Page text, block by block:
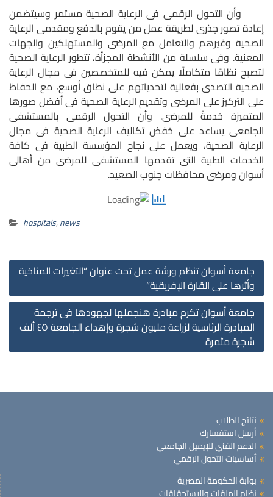
وأن التحول الرقمى فى الرعاية الصحية مستمر وسيتضمن
إعادة تصور جذرى لطريقة عمل من يقوم بالدفع ومقدمى الرعاية
الصحية وغيرهم والتعامل مع المرضى والمستهلكين والجهات
المعنية. وفى سلسلة من الأنشطة المجزأة، تتطور الرعاية الصحية
لتصبح نظامًا متكاملًا يمكن فيه للمتخصصين فى مجال الرعاية
الصحية التصدى بفعالية لتحدياتهم على نطاق أوسع، مع الحفاظ
على التركيز على المرضى وتقديم الرعاية الصحية فى أفضل صورها
المتميزة خدمةً للمرضى. وأن التحول الرقمى بالمستشفى
الجامعى يساعد على خفض تكاليف الرعاية الصحية فى مجال
الرعاية الصحية، ويعمل على نجاح المؤسسة الطبية فى كافة
الخدمات الطبية التى تقدمها المستشفى للمرضى من أهالى
أسوان ومرضى محافظات جنوب الصعيد.
hospitals,news
جامعة أسوان تنظم ورشة عمل تحت عنوان “التغيرات المناخية
وأثرها على القارة الإفريقية”
جامعة أسوان تكرم مبادرة هنجملها لجهودها فى ترجمة
المبادرة الرئاسية لزراعة مليون شجرة وإهداء الجامعة ٤٥ ألف
شجرة مثمرة
نتائج الطلاب
أرسل استفسارك
الدعم الفني للإيميل الجامعي
أساسيات التحول الرقمي
بوابة الحكومة المصرية
نظام الملفات والاستحقاقات